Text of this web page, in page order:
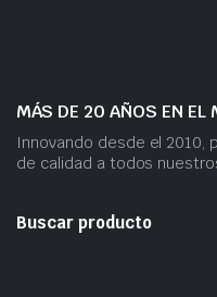
MÁS DE 20 AÑOS EN EL
Innovando desde el 2010,
de calidad a todos
Buscar producto